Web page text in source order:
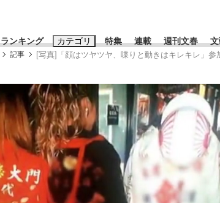
ランキング カテゴリ 特集 連載 週刊文春
おすすめのキーワードタグ一覧
#藤田晋 #三山凌輝 #高市早苗 #後藤真希
#玉木雄一郎
#亀和田武
記事 [写真]「顔はツヤツヤ、喋りと動きはキレキレ」